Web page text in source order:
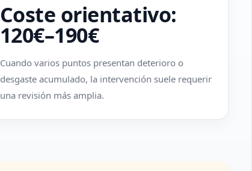
Coste orientativo:
120€–190€
Cuando varios puntos presentan deterioro o
desgaste acumulado, la intervención suele requerir
una revisión más amplia.